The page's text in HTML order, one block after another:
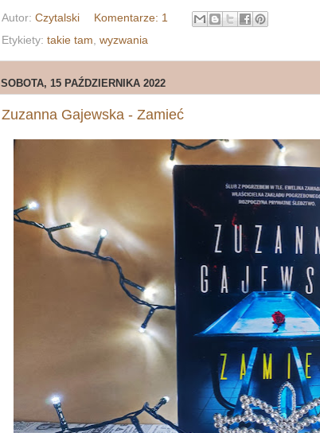
Autor: Czytalski
Komentarze: 1
Etykiety: takie tam wyzwania
SOBOTA, 15 PAŹDZIERNIKA 2022
Zuzanna Gajewska - Zamieć